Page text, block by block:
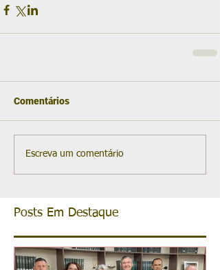
Comentários
Escreva um comentário
Posts Em Destaque